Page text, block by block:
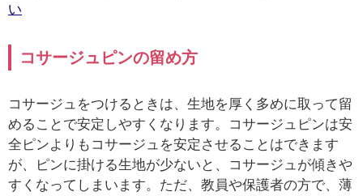
い
コサージュピンの留め方
コサージュをつけるときは、生地を厚く多めに取って留
めることで安定しやすくなります。コサージュピンは安
全ピンよりもコサージュを安定させることはできます
が、ピンに掛ける生地が少ないと、コサージュが傾きや
すくなってしまいます。ただ、教員や保護者の方で、薄